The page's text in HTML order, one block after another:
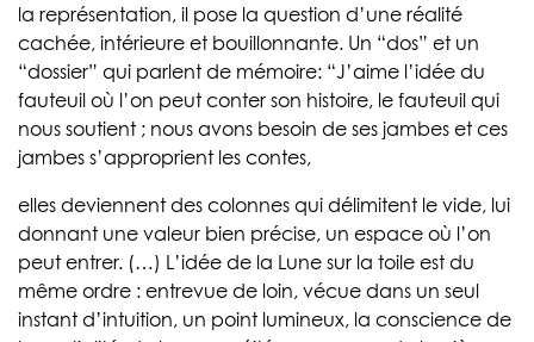
la représentation, il pose la question d’une réalité
cachée, intérieure et bouillonnante. Un “dos” et un
“dossier” qui parlent de mémoire: “J’aime l’idée du
fauteuil où l’on peut conter son histoire, le fauteuil qui
nous soutient ; nous avons besoin de ses jambes et ces
jambes s’approprient les contes,
elles deviennent des colonnes qui délimitent le vide, lui
donnant une valeur bien précise, un espace où l’on
peut entrer. (…) L’idée de la Lune sur la toile est du
même ordre : entrevue de loin, vécue dans un seul
instant d’intuition, un point lumineux, la conscience de